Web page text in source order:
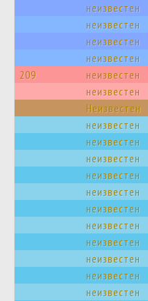
неизвестен
неизвестен
неизвестен
неизвестен
209 неизвестен
неизвестен
Неизвестен
неизвестен
неизвестен
неизвестен
неизвестен
неизвестен
неизвестен
неизвестен
неизвестен
неизвестен
неизвестен
неизвестен